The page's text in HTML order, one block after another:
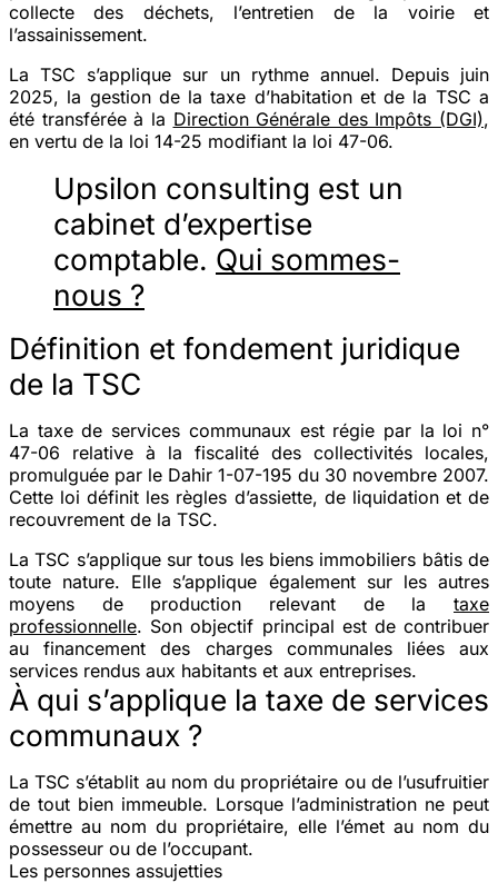
collecte des déchets, l’entretien de la voirie et
l’assainissement.
La TSC s’applique sur un rythme annuel. Depuis juin
2025, la gestion de la taxe d’habitation et de la TSC a
été transférée à la Direction Générale des Impôts (DGI),
en vertu de la loi 14-25 modifiant la loi 47-06.
Upsilon consulting est un
cabinet d’expertise
comptable. Qui sommes-
nous ?
Définition et fondement juridique
de la TSC
La taxe de services communaux est régie par la loi n°
47-06 relative à la fiscalité des collectivités locales,
promulguée par le Dahir 1-07-195 du 30 novembre 2007.
Cette loi définit les règles d’assiette, de liquidation et de
recouvrement de la TSC.
La TSC s’applique sur tous les biens immobiliers bâtis de
toute nature. Elle s’applique également sur les autres
moyens de production relevant de la taxe
professionnelle. Son objectif principal est de contribuer
au financement des charges communales liées aux
services rendus aux habitants et aux entreprises.
À qui s’applique la taxe de services
communaux ?
La TSC s’établit au nom du propriétaire ou de l’usufruitier
de tout bien immeuble. Lorsque l’administration ne peut
émettre au nom du propriétaire, elle l’émet au nom du
possesseur ou de l’occupant.
Les personnes assujetties